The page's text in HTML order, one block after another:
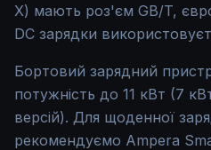
X) мають роз'єм GB/T,
DC зарядки
Бортовий зарядний
потужність до 11 кВт (7
версій). Для щоденної
рекомендуємо Ampera